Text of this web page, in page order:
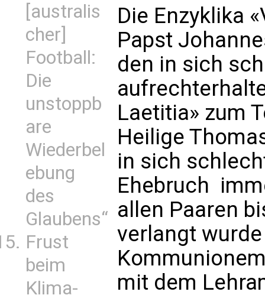
[australis
cher]
Football:
Die
unstoppb
are
Wiederbel
ebung
des
Glaubens“
Frust
beim
Klima-
Die Enzyklika
Papst
den in sich
Laetitia» zum
Heilige
in sich
Ehebruch 
allen Paaren
verlangt
mit dem